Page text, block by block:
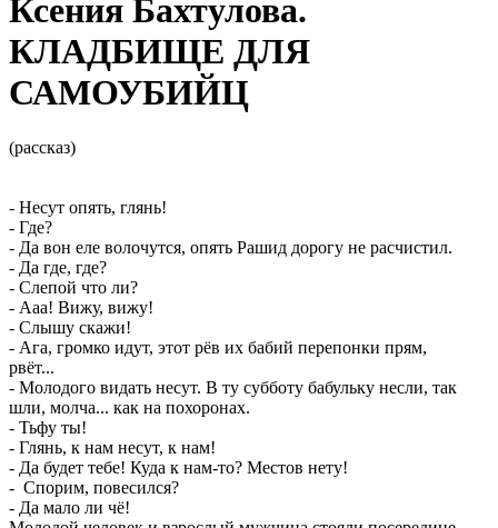
Ксения Бахтулова.
КЛАДБИЩЕ ДЛЯ
САМОУБИЙЦ
(рассказ)
- Несут опять, глянь!
- Где?
- Да вон еле волочутся, опять Рашид дорогу не расчистил.
- Да где, где?
- Слепой что ли?
- Ааа! Вижу, вижу!
- Слышу скажи!
- Ага, громко идут, этот рёв их бабий перепонки прям,
рвёт...
- Молодого видать несут. В ту субботу бабульку несли, так
шли, молча... как на похоронах.
- Тьфу ты!
- Глянь, к нам несут, к нам!
- Да будет тебе! Куда к нам-то? Местов нету!
- Спорим, повесился?
- Да мало ли чё!